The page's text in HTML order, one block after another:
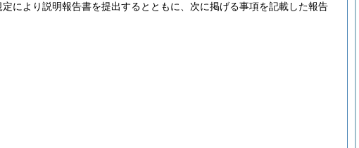
定により説明報告書を提出するとともに、次に掲げる事項を記載した報告